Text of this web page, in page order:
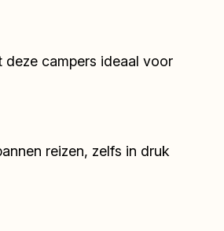
campers ideaal voor
reizen, zelfs in druk